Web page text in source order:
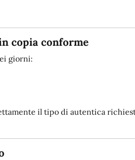
copia conforme
giorni:
il tipo di autentica